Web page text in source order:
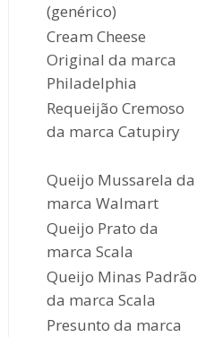
(genérico)
Cream Cheese
Original da marca
Philadelphia
Requeijão Cremoso
da marca Catupiry
Queijo Mussarela da
marca Walmart
Queijo Prato da
marca Scala
Queijo Minas Padrão
da marca Scala
Presunto da marca